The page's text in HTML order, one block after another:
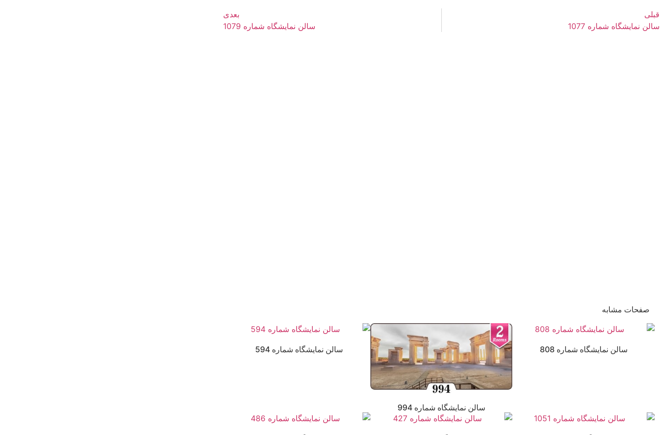
قبلی
سالن نمایشگاه شماره 1077
بعدی
سالن نمایشگاه شماره 1079
صفحات مشابه
سالن نمایشگاه شماره 808
سالن نمایشگاه شماره 994
سالن نمایشگاه شماره 594